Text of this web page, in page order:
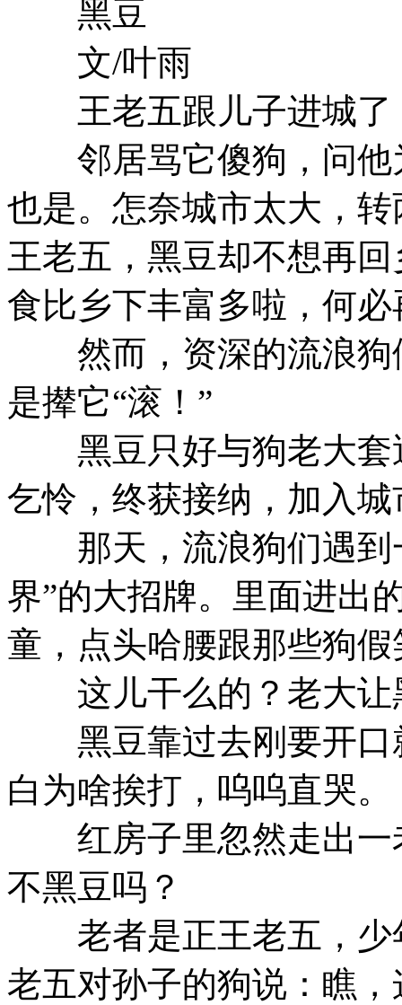
黑豆
文/叶雨
王老五跟儿子进城了
邻居骂它傻狗，问他
也是。怎奈城市太大，
王老五，黑豆却不想再
食比乡下丰富多啦，何
然而，资深的流浪狗
是撵它“滚！”
黑豆只好与狗老大套
乞怜，终获接纳，加入
那天，流浪狗们遇到
界”的大招牌。里面进出
童，点头哈腰跟那些狗假
这儿干么的？老大让
黑豆靠过去刚要开口
白为啥挨打，呜呜直哭。
红房子里忽然走出一
不黑豆吗？
老者是正王老五，少
老五对孙子的狗说：瞧